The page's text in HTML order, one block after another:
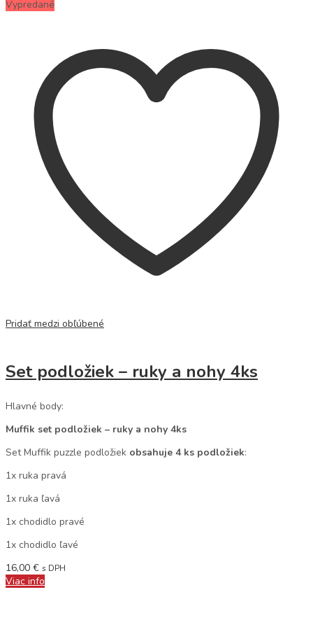
Vypredané
Pridať medzi obľúbené
Set podložiek – ruky a nohy 4ks
Hlavné body:
Muffik set podložiek – ruky a nohy 4ks
Set Muffik puzzle podložiek obsahuje 4 ks podložiek:
1x ruka pravá
1x ruka ľavá
1x chodidlo pravé
1x chodidlo ľavé
16,00 € s DPH
Viac info